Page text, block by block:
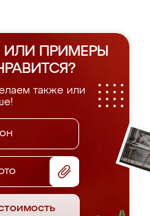
ИЛИ ПРИМЕРЫ
также или